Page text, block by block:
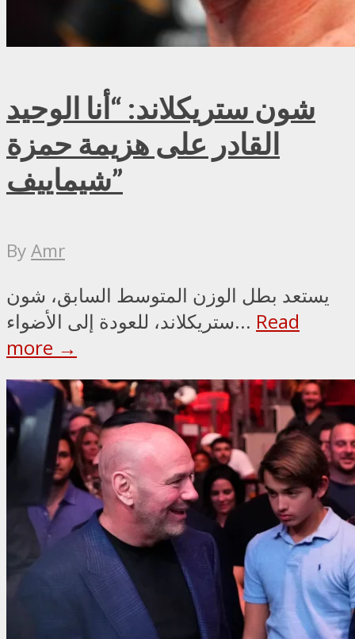
شون ستريكلاند: “أنا الوحيد
القادر على هزيمة حمزة
شيماييف”
ByAmr
يستعد بطل الوزن المتوسط السابق، شون
ستريكلاند، للعودة إلى الأضواء... Read
more →